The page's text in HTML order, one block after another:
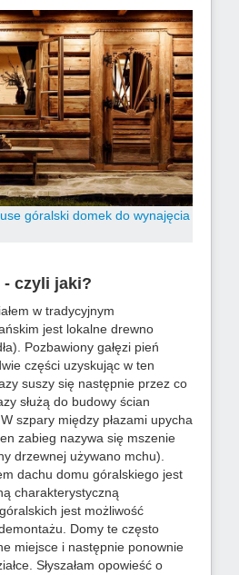
góralski domek do wynajęcia
- czyli jaki?
w tradycyjnym
jest lokalne drewno
Pozbawiony gałęzi pień
części uzyskując w ten
suszy się następnie przez co
służą do budowy ścian
szpary między płazami upycha
zabieg nazywa się mszenie
drzewnej używano mchu).
dachu domu góralskiego jest
charakterystyczną
jest możliwość
Domy te często
miejsce i następnie ponownie
Słyszałam opowieść o